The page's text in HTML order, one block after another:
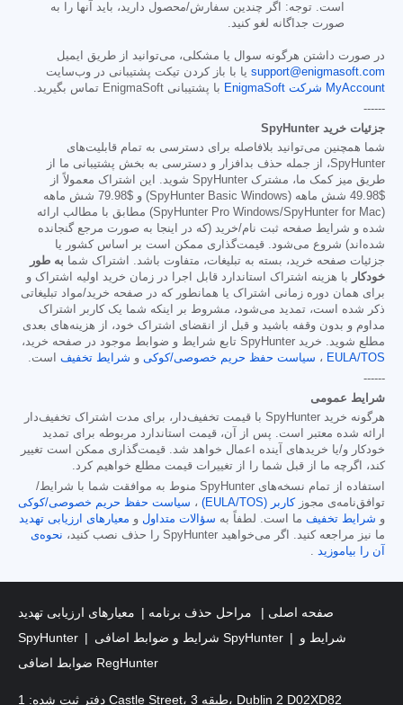
است. توجه: اگر چندین سفارش/محصول دارید، باید آنها را به
صورت جداگانه لغو کنید.
در صورت داشتن هرگونه سوال یا مشکلی، می‌توانید از طریق ایمیل
support@enigmasoft.com یا با باز کردن تیکت پشتیبانی در وب‌سایت
MyAccount شرکت EnigmaSoft
با پشتیبانی EnigmaSoft تماس بگیرید.
------
جزئیات خرید SpyHunter
شما همچنین می‌توانید بلافاصله برای دسترسی به تمام قابلیت‌های
SpyHunter، از جمله حذف بدافزار و دسترسی به بخش پشتیبانی ما از
طریق میز کمک ما، مشترک SpyHunter شوید. این اشتراک معمولاً از
$49.98
شش ماهه (SpyHunter Basic Windows) و $79.98
شش ماهه
(SpyHunter Pro Windows/SpyHunter for Mac) مطابق با مطالب ارائه
شده و شرایط صفحه ثبت نام/خرید (که در اینجا به صورت مرجع گنجانده
شده‌اند) شروع می‌شود. قیمت‌گذاری ممکن است بر اساس کشور یا
جزئیات صفحه خرید، بسته به تبلیغات، متفاوت باشد. اشتراک شما به طور
خودکار
با هزینه اشتراک استاندارد قابل اجرا در زمان خرید اولیه اشتراک و
برای همان دوره زمانی اشتراک یا همانطور که در صفحه خرید/مواد تبلیغاتی
ذکر شده است، تمدید می‌شود، مشروط بر اینکه شما یک کاربر اشتراک
مداوم و بدون وقفه باشید و قبل از انقضای اشتراک خود، از هزینه‌های بعدی
مطلع شوید. خرید SpyHunter تابع شرایط و ضوابط موجود در صفحه خرید،
EULA/TOS ، سیاست حفظ حریم خصوصی/کوکی و شرایط تخفیف است.
------
شرایط عمومی
هرگونه خرید SpyHunter با قیمت تخفیف‌دار، برای مدت اشتراک تخفیف‌دار
ارائه شده معتبر است. پس از آن، قیمت استاندارد مربوطه برای تمدید
خودکار و/یا خریدهای آینده اعمال خواهد شد. قیمت‌گذاری ممکن است تغییر
کند، اگرچه ما از قبل شما را از تغییرات قیمت مطلع خواهیم کرد.
استفاده از تمام نسخه‌های SpyHunter منوط به موافقت شما با شرایط/
توافق‌نامه‌ی مجوز کاربر (EULA/TOS) ، سیاست حفظ حریم خصوصی/کوکی
و شرایط تخفیف ما است. لطفاً به سؤالات متداول و معیارهای ارزیابی تهدید
ما نیز مراجعه کنید. اگر می‌خواهید SpyHunter را حذف نصب کنید،
نحوه‌ی
آن را بیاموزید .
صفحه اصلی مراحل حذف برنامه
معیارهای ارزیابی تهدید
SpyHunter
شرایط و ضوابط اضافی SpyHunter
شرایط و
ضوابط اضافی RegHunter
دفتر ثبت شده: 1 Castle Street، طبقه 3، Dublin 2 D02XD82